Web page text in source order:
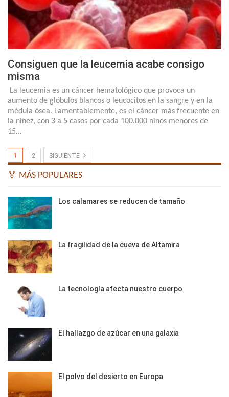
Consiguen que la leucemia acabe consigo
misma
La leucemia es un cáncer hematológico que provoca un
aumento de glóbulos blancos o leucocitos en la sangre y en la
médula ósea. Lamentablemente, es el cáncer más frecuente en
la niñez, con 3 a 5 casos por cada 100.000 niños menores de
15…
1 2 SIGUIENTE
🏅 MÁS POPULARES
Los calamares se reducen de tamaño
La fragilidad de la cueva de Altamira
La tecnología afecta nuestro cuerpo
El hallazgo de azúcar en una galaxia
El polvo del desierto en Europa